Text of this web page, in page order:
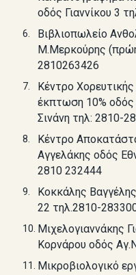
οδός Γιαννίκου 3
Βιβλιοπωλείο
Μ.Μερκούρης
2810263426
Κέντρο
έκπτωση 10%
Σινάνη τηλ: 2810-
Κέντρο
Αγγελάκης οδός
2810 232444
Κοκκάλης
22 τηλ.2810-
Μιχελογιαννάκης
Κορνάρου οδός
Μικροβιολογικό